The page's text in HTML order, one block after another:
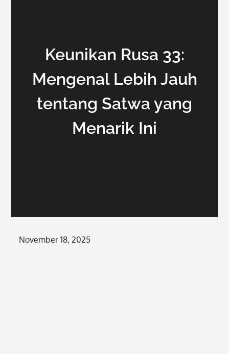
Keunikan Rusa 33:
Mengenal Lebih Jauh
tentang Satwa yang
Menarik Ini
Posted
November 18, 2025